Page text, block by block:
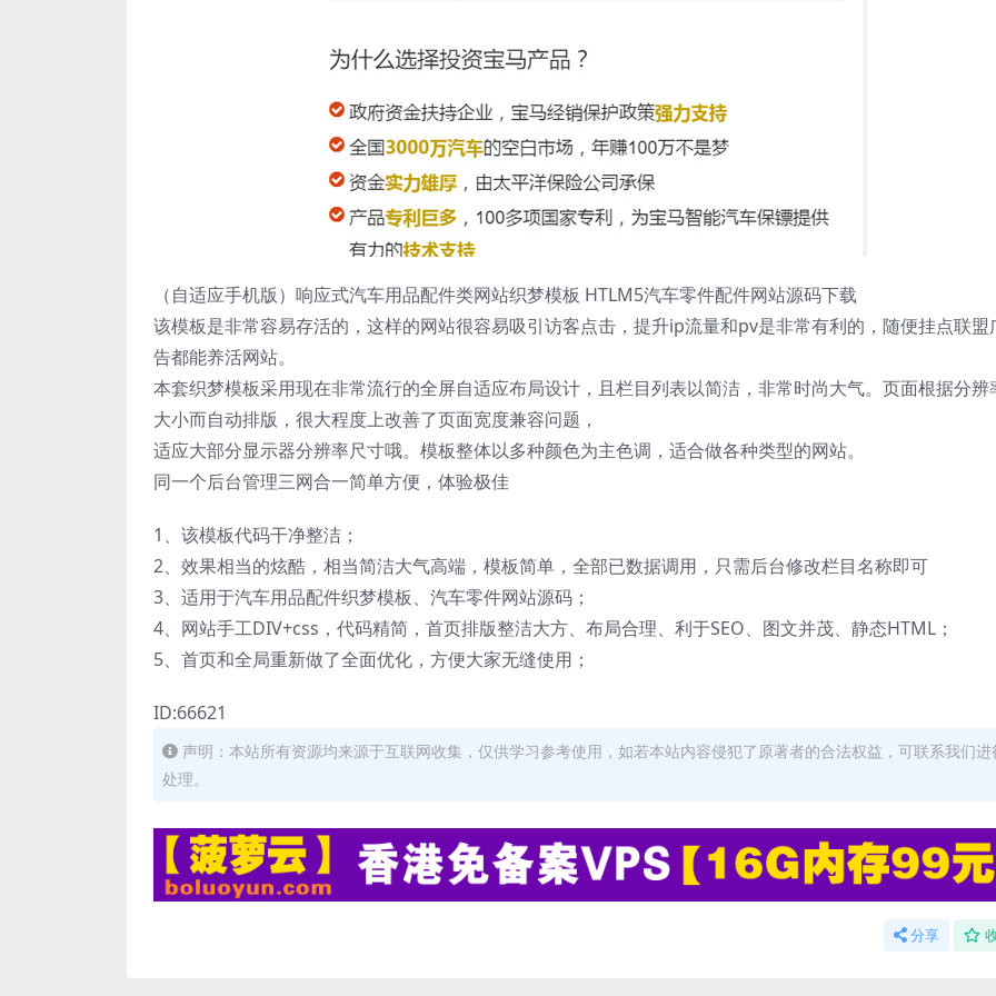
（自适应手机版）响应式汽车用品配件类网站织梦模板 HTLM5汽车零件配件网站源码下载
该模板是非常容易存活的，这样的网站很容易吸引访客点击，提升ip流量和pv是非常有利的，随便挂点联盟
告都能养活网站。
本套织梦模板采用现在非常流行的全屏自适应布局设计，且栏目列表以简洁，非常时尚大气。页面根据分辨
大小而自动排版，很大程度上改善了页面宽度兼容问题，
适应大部分显示器分辨率尺寸哦。模板整体以多种颜色为主色调，适合做各种类型的网站。
同一个后台管理三网合一简单方便，体验极佳
1、该模板代码干净整洁；
2、效果相当的炫酷，相当简洁大气高端，模板简单，全部已数据调用，只需后台修改栏目名称即可
3、适用于汽车用品配件织梦模板、汽车零件网站源码；
4、网站手工DIV+css，代码精简，首页排版整洁大方、布局合理、利于SEO、图文并茂、静态HTML；
5、首页和全局重新做了全面优化，方便大家无缝使用；
ID:66621
声明：本站所有资源均来源于互联网收集，仅供学习参考使用，如若本站内容侵犯了原著者的合法权益，可联系我们进
处理。
分享